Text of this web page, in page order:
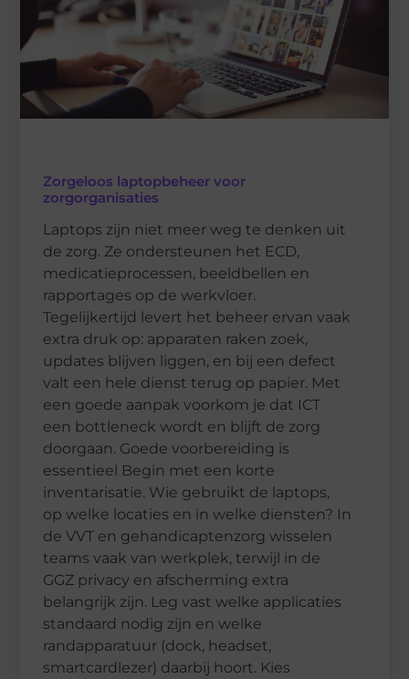
Zorgeloos laptopbeheer voor
zorgorganisaties
Laptops zijn niet meer weg te denken uit
de zorg. Ze ondersteunen het ECD,
medicatieprocessen, beeldbellen en
rapportages op de werkvloer.
Tegelijkertijd levert het beheer ervan vaak
extra druk op: apparaten raken zoek,
updates blijven liggen, en bij een defect
valt een hele dienst terug op papier. Met
een goede aanpak voorkom je dat ICT
een bottleneck wordt en blijft de zorg
doorgaan. Goede voorbereiding is
essentieel Begin met een korte
inventarisatie. Wie gebruikt de laptops,
op welke locaties en in welke diensten? In
de VVT en gehandicaptenzorg wisselen
teams vaak van werkplek, terwijl in de
GGZ privacy en afscherming extra
belangrijk zijn. Leg vast welke applicaties
standaard nodig zijn en welke
randapparatuur (dock, headset,
smartcardlezer) daarbij hoort. Kies